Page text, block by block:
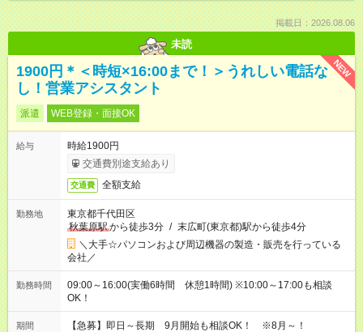
掲載日：2026.08.06
未読
NEW
1900円＊＜時短×16:00まで！＞うれしい電話な
し！営業アシスタント
派遣 WEB登録・面接OK
給与
時給1900円
交通費別途支給あり
交通費 全額支給
勤務地
東京都千代田区
秋葉原駅から徒歩3分 / 末広町(東京都)駅から徒歩4分
＼大手☆パソコンおよび周辺機器の製造・販売を行っている
会社／
勤務時間
09:00～16:00(実働6時間 休憩1時間) ※10:00～17:00も相談
OK！
期間 【急募】即日～長期 9月開始も相談OK！ ※8月～！